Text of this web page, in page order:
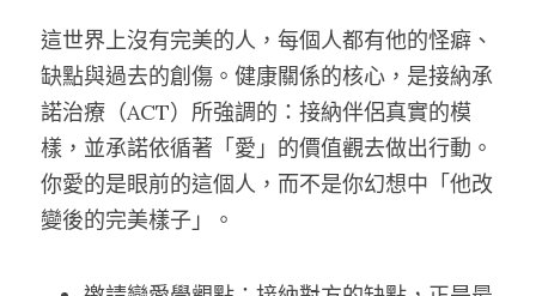
這世界上沒有完美的人，每個人都有他的怪癖、
缺點與過去的創傷。健康關係的核心，是接納承
諾治療（ACT）所強調的：接納伴侶真實的模
樣，並承諾依循著「愛」的價值觀去做出行動。
你愛的是眼前的這個人，而不是你幻想中「他改
變後的完美樣子」。